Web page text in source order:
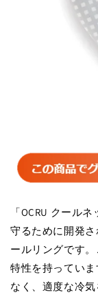
「OCRU クール
守るために開発
ールリングです
特性を持ってい
なく、適度な冷